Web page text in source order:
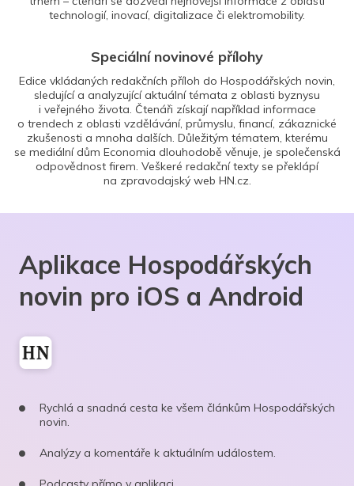
technologií, inovací, digitalizace či elektromobility.
Speciální novinové přílohy
Edice vkládaných redakčních příloh do Hospodářských novin,
sledující a analyzující aktuální témata z oblasti byznysu
i veřejného života. Čtenáři získají například informace
o trendech z oblasti vzdělávání, průmyslu, financí, zákaznické
zkušenosti a mnoha dalších. Důležitým tématem, kterému
se mediální dům Economia dlouhodobě věnuje, je společenská
odpovědnost firem. Veškeré redakční texty se překlápí
na zpravodajský web HN.cz.
Aplikace Hospodářských
novin pro iOS a Android
Rychlá a snadná cesta ke všem článkům Hospodářských
novin.
Analýzy a komentáře k aktuálním událostem.